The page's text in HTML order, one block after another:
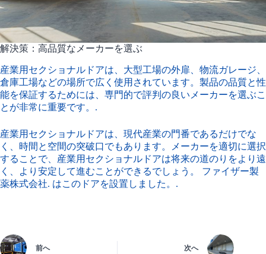
解決策：高品質なメーカーを選ぶ
産業用セクショナルドアは、大型工場の外扉、物流ガレージ、
倉庫工場などの場所で広く使用されています。製品の品質と性
能を保証するためには、専門的で評判の良いメーカーを選ぶこ
とが非常に重要です。.
産業用セクショナルドアは、現代産業の門番であるだけでな
く、時間と空間の突破口でもあります。メーカーを適切に選択
することで、産業用セクショナルドアは将来の道のりをより遠
く、より安定して進むことができるでしょう。 ファイザー製
薬株式会社. はこのドアを設置しました。.
前へ 次へ